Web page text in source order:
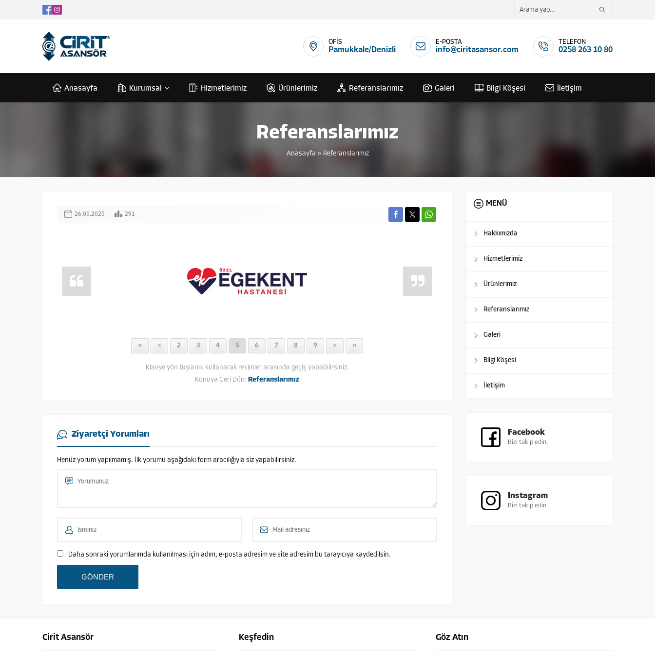
OFİS
Pamukkale/Denizli
E-POSTA
info@ciritasansor.com
TELEFON
0258 263 10 80
Anasayfa Kurumsal Hizmetlerimiz Ürünlerimiz Referanslarımız Galeri Bilgi Köşesi İletişim
Referanslarımız
Anasayfa » Referanslarımız
26.05.2025 291
« < 2 3 4 5 6 7 8 9 > »
Klavye yön tuşlarını kullanarak resimler arasında geçiş yapabilirsiniz.
Konuya Geri Dön: Referanslarımız
Ziyaretçi Yorumları
Henüz yorum yapılmamış. İlk yorumu aşağıdaki form aracılığıyla siz yapabilirsiniz.
Daha sonraki yorumlarımda kullanılması için adım, e-posta adresim ve site adresim bu tarayıcıya kaydedilsin.
MENÜ
Hakkımızda
Hizmetlerimiz
Ürünlerimiz
Referanslarımız
Galeri
Bilgi Köşesi
İletişim
Facebook
Bizi takip edin.
Instagram
Bizi takip edin.
Cirit Asansör Keşfedin Göz Atın